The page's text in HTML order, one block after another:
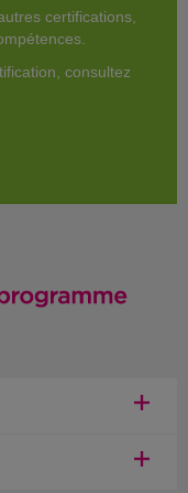
certifications,
consultez